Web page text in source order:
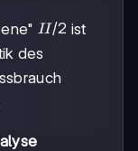
II/2
II/2 ist
des